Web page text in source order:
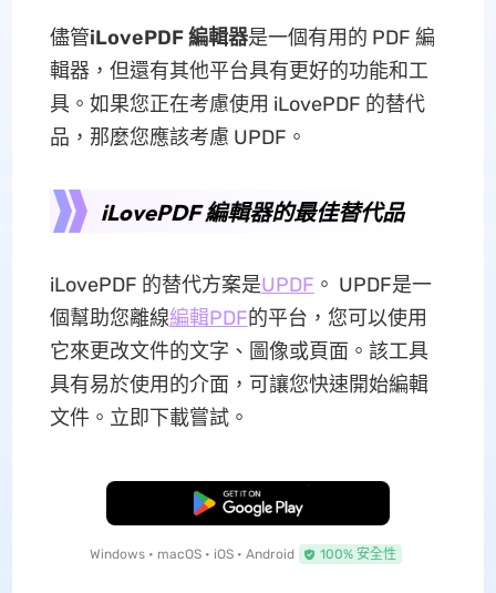
儘管iLovePDF 編輯器是一個有用的 PDF 編
輯器，但還有其他平台具有更好的功能和工
具。如果您正在考慮使用 iLovePDF 的替代
品，那麼您應該考慮 UPDF。
iLovePDF 編輯器的最佳替代品
iLovePDF 的替代方案是UPDF 。 UPDF是一
個幫助您離線編輯PDF的平台，您可以使用
它來更改文件的文字、圖像或頁面。該工具
具有易於使用的介面，可讓您快速開始編輯
文件。立即下載嘗試。
免費下載
Windows • macOS • iOS • Android 100% 安全性